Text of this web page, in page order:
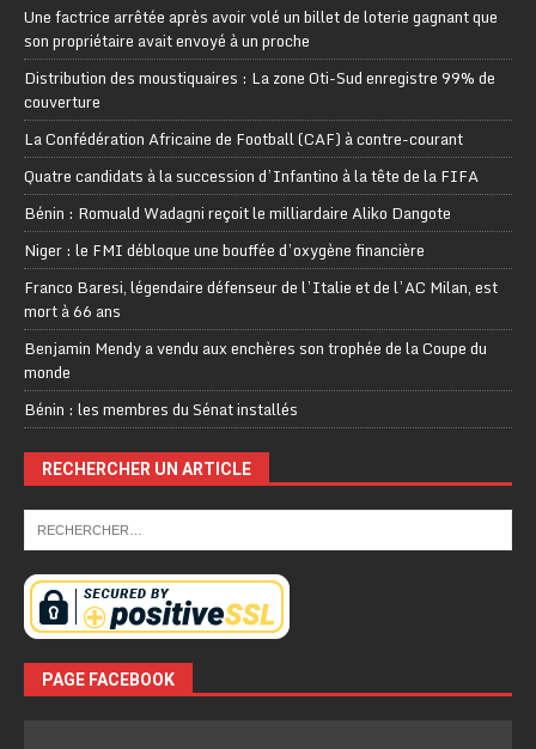
Une factrice arrêtée après avoir volé un billet de loterie gagnant que
son propriétaire avait envoyé à un proche
Distribution des moustiquaires : La zone Oti-Sud enregistre 99% de
couverture
La Confédération Africaine de Football (CAF) à contre-courant
Quatre candidats à la succession d’Infantino à la tête de la FIFA
Bénin : Romuald Wadagni reçoit le milliardaire Aliko Dangote
Niger : le FMI débloque une bouffée d’oxygène financière
Franco Baresi, légendaire défenseur de l’Italie et de l’AC Milan, est
mort à 66 ans
Benjamin Mendy a vendu aux enchères son trophée de la Coupe du
monde
Bénin : les membres du Sénat installés
RECHERCHER UN ARTICLE
PAGE FACEBOOK